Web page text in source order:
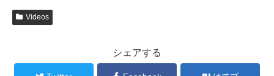
Videos
シェアする